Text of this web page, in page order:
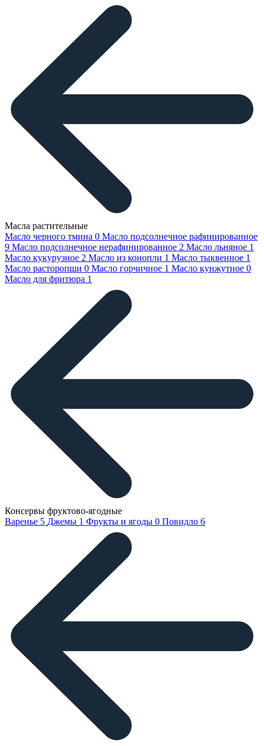
Масла растительные
Масло черного тмина 0 Масло подсолнечное рафинированное
9 Масло подсолнечное нерафинированное 2 Масло льняное 1
Масло кукурузное 2 Масло из конопли 1 Масло тыквенное 1
Масло расторопши 0 Масло горчичное 1 Масло кунжутное 0
Масло для фритюра 1
Консервы фруктово-ягодные
Варенье 5 Джемы 1 Фрукты и ягоды 0 Повидло 6